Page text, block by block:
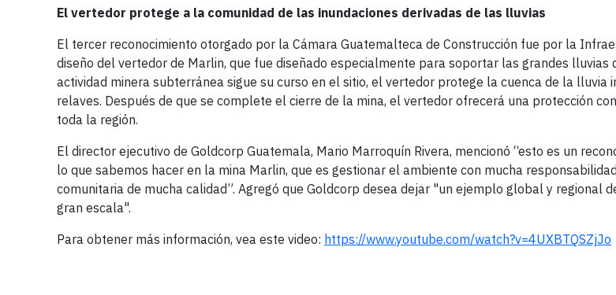
El vertedor protege a la comunidad de las inundaciones derivadas de las lluvias
El tercer reconocimiento otorgado por la Cámara Guatemalteca de Construcción fue por la
diseño del vertedor de Marlin, que fue diseñado especialmente para soportar las grandes lluvias
actividad minera subterránea sigue su curso en el sitio, el vertedor protege la cuenca de la lluvia
relaves. Después de que se complete el cierre de la mina, el vertedor ofrecerá una protección
toda la región.
El director ejecutivo de Goldcorp Guatemala, Mario Marroquín Rivera, mencionó “esto es un
lo que sabemos hacer en la mina Marlin, que es gestionar el ambiente con mucha
comunitaria de mucha calidad”. Agregó que Goldcorp desea dejar "un ejemplo global y regional
gran escala".
Para obtener más información, vea este video: https://www.youtube.com/watch?v=4UXBTQSZjJo